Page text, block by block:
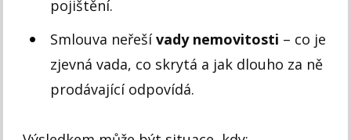
pojištění.
Smlouva neřešívady nemovitosti – co je
zjevná vada, co skrytá a jak dlouho za ně
prodávající odpovídá.